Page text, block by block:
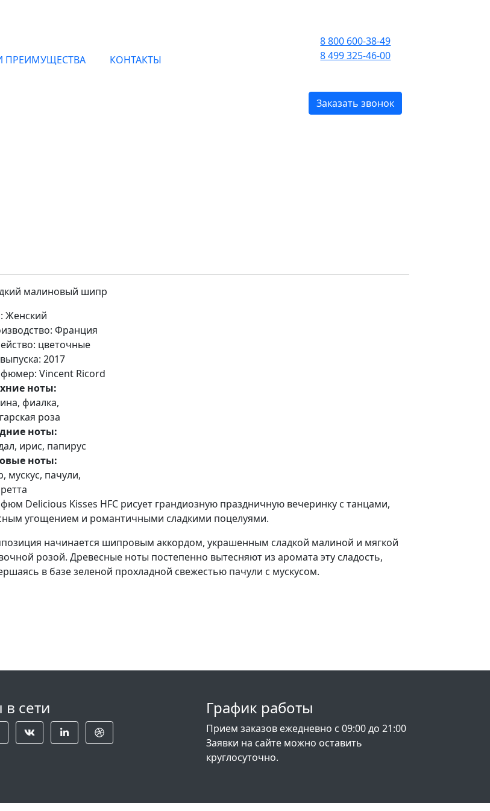
ПРЕИМУЩЕСТВА КОНТАКТЫ
8 800 600-38-49
8 499 325-46-00
Заказать звонок
малиновый шипр
: Женский
: Франция
: цветочные
: 2017
: Vincent Ricord
ноты:
фиалка,
роза
ноты:
ирис, папирус
ноты:
мускус, пачули,
Delicious Kisses HFC рисует грандиозную праздничную вечеринку с танцами,
угощением и романтичными сладкими поцелуями.
начинается шипровым аккордом, украшенным сладкой малиной и мягкой
розой. Древесные ноты постепенно вытесняют из аромата эту сладость,
в базе зеленой прохладной свежестью пачули с мускусом.
сети График работы
Прием заказов ежедневно с 09:00 до 21:00
Заявки на сайте можно оставить
круглосуточно.